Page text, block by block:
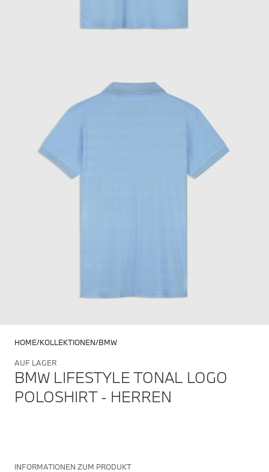
HOME KOLLEKTIONEN BMW
AUF LAGER
BMW LIFESTYLE TONAL LOGO
POLOSHIRT - HERREN
INFORMATIONEN ZUM PRODUKT